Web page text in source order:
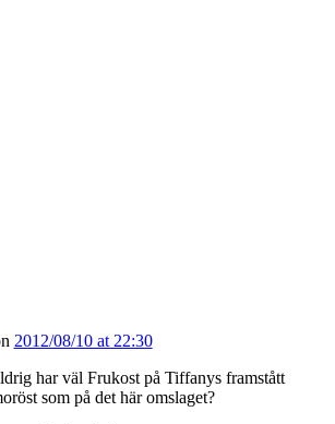
2012/08/10 at 22:30
har väl Frukost på Tiffanys framstått
som på det här omslaget?